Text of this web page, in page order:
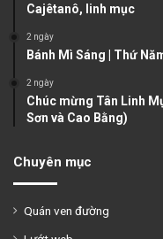
Cajêtanô, linh mục
2 ngày
Bánh Mì Sáng | Thứ
2 ngày
Chúc mừng Tân Linh
Sơn và Cao Bằng)
Chuyên mục
Quán ven đường